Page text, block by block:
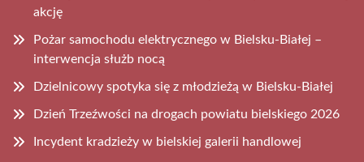
akcję
Pożar samochodu elektrycznego w Bielsku-Białej –
interwencja służb nocą
Dzielnicowy spotyka się z młodzieżą w Bielsku-Białej
Dzień Trzeźwości na drogach powiatu bielskiego 2026
Incydent kradzieży w bielskiej galerii handlowej